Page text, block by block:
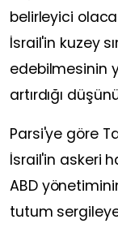
belirleyici
İsrail'in kuzey
edebilmesinin
artırdığı
Parsi'ye göre
İsrail'in askeri
ABD
tutum